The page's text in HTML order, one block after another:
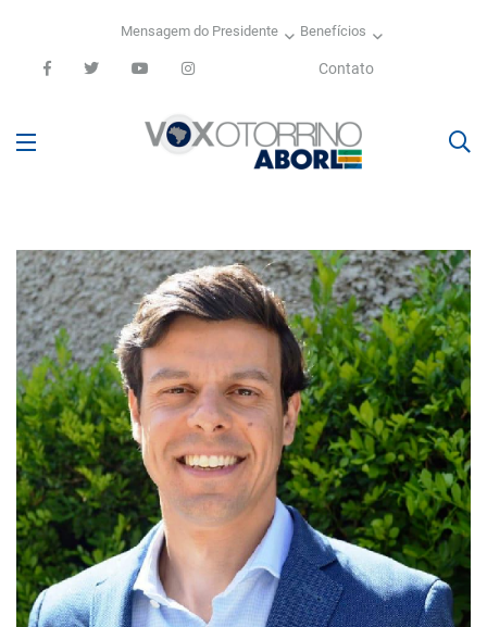
Mensagem do Presidente Benefícios
Contato